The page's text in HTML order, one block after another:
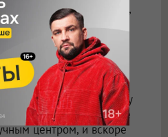
и не столько эмоции,
бизнес-фестиваля Т-
По его итогам
остаётся
хабом: только
области в 2025 году
этом мегаполис также
центром, и вскоре